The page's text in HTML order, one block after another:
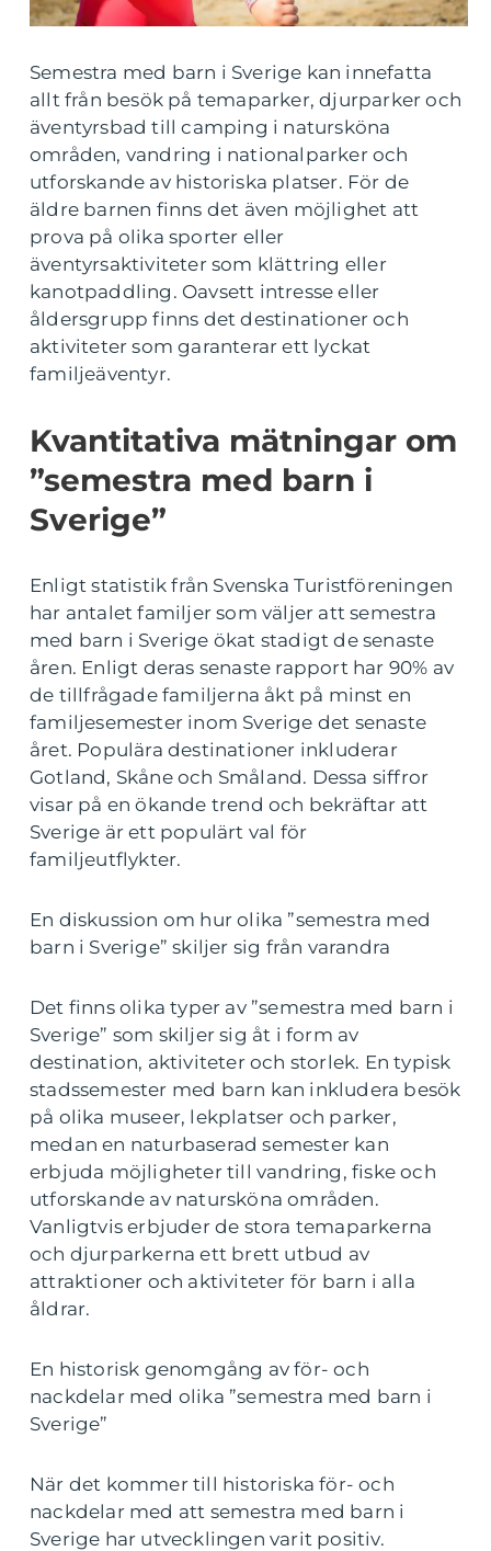
Semestra med barn i Sverige kan innefatta
allt från besök på temaparker, djurparker och
äventyrsbad till camping i natursköna
områden, vandring i nationalparker och
utforskande av historiska platser. För de
äldre barnen finns det även möjlighet att
prova på olika sporter eller
äventyrsaktiviteter som klättring eller
kanotpaddling. Oavsett intresse eller
åldersgrupp finns det destinationer och
aktiviteter som garanterar ett lyckat
familjeäventyr.
Kvantitativa mätningar om
”semestra med barn i
Sverige”
Enligt statistik från Svenska Turistföreningen
har antalet familjer som väljer att semestra
med barn i Sverige ökat stadigt de senaste
åren. Enligt deras senaste rapport har 90% av
de tillfrågade familjerna åkt på minst en
familjesemester inom Sverige det senaste
året. Populära destinationer inkluderar
Gotland, Skåne och Småland. Dessa siffror
visar på en ökande trend och bekräftar att
Sverige är ett populärt val för
familjeutflykter.
En diskussion om hur olika ”semestra med
barn i Sverige” skiljer sig från varandra
Det finns olika typer av ”semestra med barn i
Sverige” som skiljer sig åt i form av
destination, aktiviteter och storlek. En typisk
stadssemester med barn kan inkludera besök
på olika museer, lekplatser och parker,
medan en naturbaserad semester kan
erbjuda möjligheter till vandring, fiske och
utforskande av natursköna områden.
Vanligtvis erbjuder de stora temaparkerna
och djurparkerna ett brett utbud av
attraktioner och aktiviteter för barn i alla
åldrar.
En historisk genomgång av för- och
nackdelar med olika ”semestra med barn i
Sverige”
När det kommer till historiska för- och
nackdelar med att semestra med barn i
Sverige har utvecklingen varit positiv.